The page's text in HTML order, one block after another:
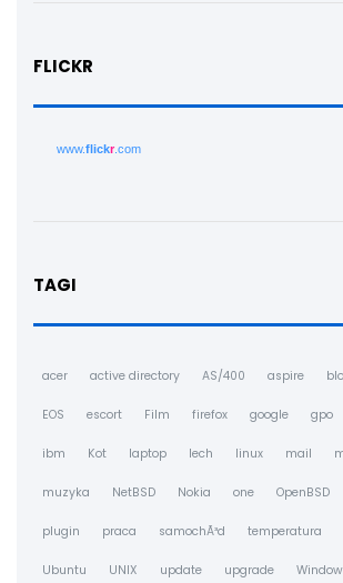
FLICKR
www.flickr.com
TAGI
acer active directory AS/400 aspire
EOS escort Film firefox google gpo
ibm Kot laptop lech linux mail
muzyka NetBSD Nokia one OpenBSD
plugin praca samochÃ³d temperatura
Ubuntu UNIX update upgrade